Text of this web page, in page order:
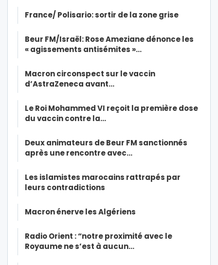
France/ Polisario: sortir de la zone grise
Beur FM/Israël: Rose Ameziane dénonce les
« agissements antisémites »…
Macron circonspect sur le vaccin
d’AstraZeneca avant…
Le Roi Mohammed VI reçoit la première dose
du vaccin contre la…
Deux animateurs de Beur FM sanctionnés
après une rencontre avec…
Les islamistes marocains rattrapés par
leurs contradictions
Macron énerve les Algériens
Radio Orient : “notre proximité avec le
Royaume ne s’est à aucun…